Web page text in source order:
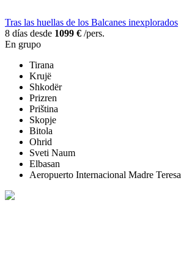
Tras las huellas de los Balcanes inexplorados
8 días desde 1099 € /pers.
En grupo
Tirana
Krujë
Shkodër
Prizren
Priština
Skopje
Bitola
Ohrid
Sveti Naum
Elbasan
Aeropuerto Internacional Madre Teresa